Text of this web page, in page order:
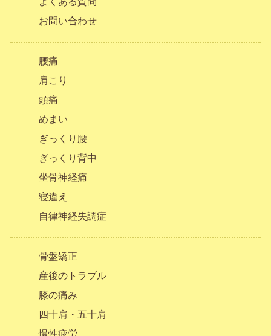
お問い合わせ
腰痛
肩こり
頭痛
めまい
ぎっくり腰
ぎっくり背中
坐骨神経痛
寝違え
自律神経失調症
骨盤矯正
産後のトラブル
膝の痛み
四十肩・五十肩
慢性疲労